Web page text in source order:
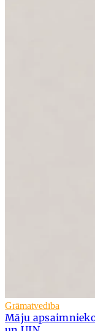
Grāmatvedība
Māju